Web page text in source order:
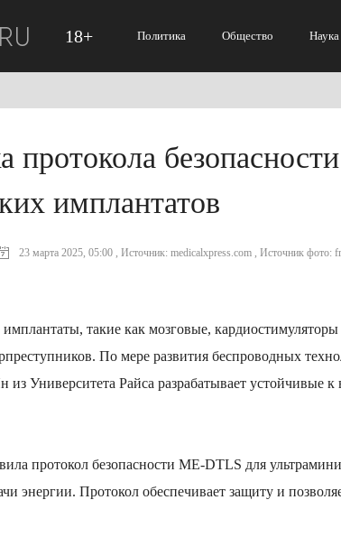
18+ Политика Общество
протокола
имплантатов
23 марта 2025, 05:00 , Источник: medicalxpress.com , Источник фото:
такие как мозговые,
По мере развития беспроводных
Университета Райса разрабатывает устойчивые
протокол безопасности ME-DTLS для
энергии. Протокол обеспечивает защиту и